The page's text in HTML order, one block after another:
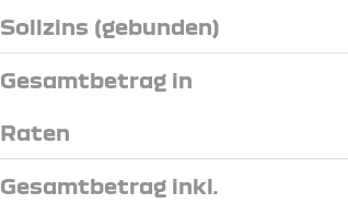
Sollzins (gebunden)
Gesamtbetrag in
Raten
Gesamtbetrag inkl.